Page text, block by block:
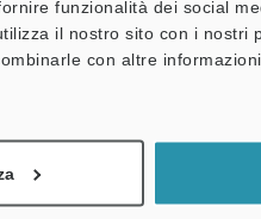
funzionalità dei social
il nostro sito con i nostri
con altre
Manuale di
Manuale